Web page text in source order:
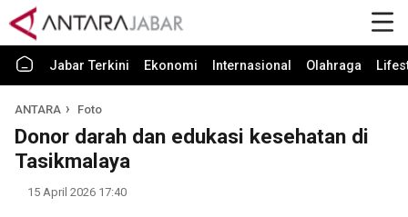
Jabar Terkini Ekonomi Internasional Olahraga
ANTARA Foto
Donor darah dan edukasi kesehatan di
Tasikmalaya
15 April 2026 17:40